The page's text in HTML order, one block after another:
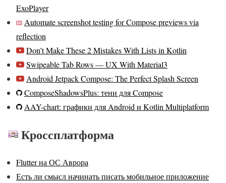
ExoPlayer
Automate screenshot testing for Compose previews via
reflection
Don’t Make These 2 Mistakes With Lists in Kotlin
Swipeable Tab Rows — UX With Material3
Android Jetpack Compose: The Perfect Splash Screen
ComposeShadowsPlus: тени для Compose
AAY-chart: графики для Android и Kotlin Multiplatform
Кроссплатформа
Flutter на ОС Аврора
Есть ли смысл начинать писать мобильное приложение